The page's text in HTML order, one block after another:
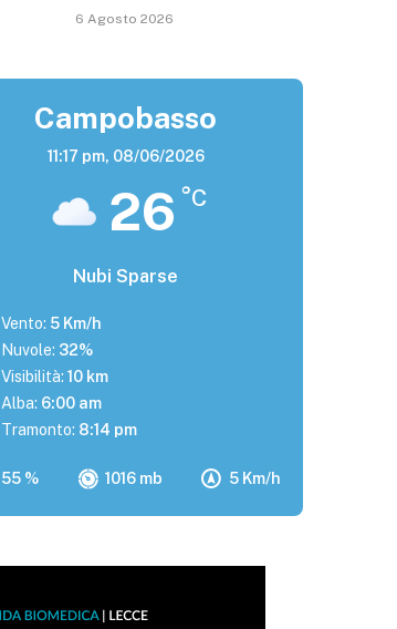
6 Agosto 2026
Campobasso
11:17 pm, 08/06/2026
26 °C
Nubi Sparse
55 % 1016 mb 5 Km/h
Vento: 5 Km/h
Nuvole: 32%
Visibilità: 10 km
Alba: 6:00 am
Tramonto: 8:14 pm